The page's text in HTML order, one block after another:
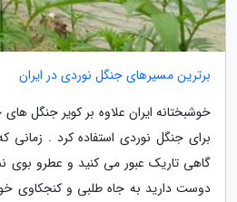
برترین مسیرهای جنگل نوردی در ایران
خوشبختانه ایران علاوه بر کویر جنگل
برای جنگل نوردی استفاده کرد . زمانی
گاهی تاریک عبور می کنید و عطرو
دوست دارید به جاه طلبی و کنجکاوی